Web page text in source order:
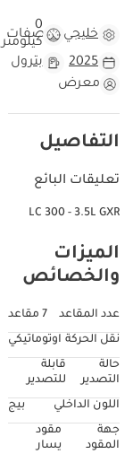
خليجي مواصفات
0
كيلومتر
2025
بترول
معرض
التفاصيل
تعليقات البائع
LC 300 - 3.5L GXR
الميزات
والخصائص
عدد المقاعد
7 مقاعد
نقل الحركة اوتوماتيكي
حالة
التصدير
قابلة
للتصدير
اللون الداخلي
بيج
جهة
المقود
مقود
يسار